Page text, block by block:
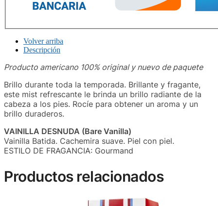
Volver arriba
Descripción
Producto americano 100% original y nuevo de paquete
Brillo durante toda la temporada. Brillante y fragante,
este mist refrescante le brinda un brillo radiante de la
cabeza a los pies. Rocíe para obtener un aroma y un
brillo duraderos.
VAINILLA DESNUDA (Bare Vanilla)
Vainilla Batida. Cachemira suave. Piel con piel.
ESTILO DE FRAGANCIA: Gourmand
Productos relacionados